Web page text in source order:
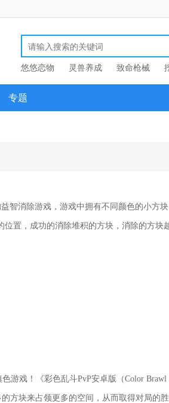
悠悠恋物 灵兽养成 致命枪械
专题
智消除游戏，游戏中拥有不同颜色的小方块
置，成功的消除堆积的方块，消除的方块
游戏！《彩色乱斗PvP安卓版（Color Brawl
方块来占领更多的空间，从而取得对局的胜